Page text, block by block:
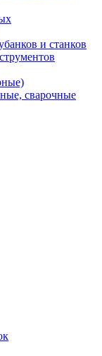
и станков
сварочные